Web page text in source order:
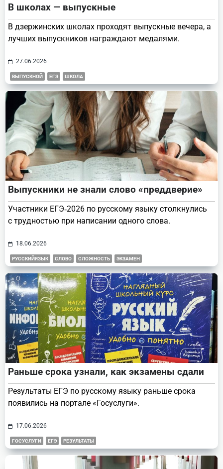
В школах — выпускные
В дзержинских школах проходят выпускные вечера, а
лучших выпускников награждают медалями.
27.06.2026
ВЫПУСКНОЙ ЕГЭ ШКОЛА
Выпускники не знали слово «преддверие»
Участники ЕГЭ‑2026 по русскому языку столкнулись
с трудностью при написании одного слова.
18.06.2026
РУССКИЙЯЗЫК СЛОВО СЛОЖНОСТЬ ЭКЗАМЕН
Раньше срока узнали, как экзамены сдали
Результаты ЕГЭ по русскому языку раньше срока
появились на портале «Госуслуги».
17.06.2026
ГОСУСЛУГИ ЕГЭ РЕЗУЛЬТАТЫ